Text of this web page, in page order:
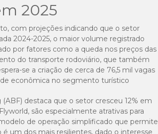
2025
com projeções indicando que o setor
2024-2025, o maior volume registrado
por fatores como a queda nos preços das
do transporte rodoviário, que também
se a criação de cerca de 76,5 mil vagas
econômica no segmento turístico​
destaca que o setor cresceu 12% em
são especialmente atrativas para
de operação simplificado que permite
um dos mais resilientes, dado o interesse